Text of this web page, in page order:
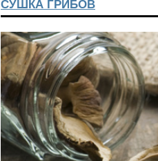
СУШКА ГРИБОВ